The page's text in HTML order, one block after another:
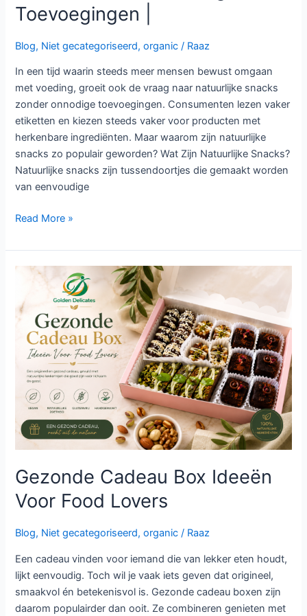
Toevoegingen |
Blog, Niet gecategoriseerd,organic / Raaz
In een tijd waarin steeds meer mensen bewust omgaan
met voeding, groeit ook de vraag naar natuurlijke snacks
zonder onnodige toevoegingen. Consumenten lezen vaker
etiketten en kiezen steeds vaker voor producten met
herkenbare ingrediënten. Maar waarom zijn natuurlijke
snacks zo populair geworden? Wat Zijn Natuurlijke Snacks?
Natuurlijke snacks zijn tussendoortjes die gemaakt worden
van eenvoudige
Read More »
Gezonde Cadeau Box Ideeën
Voor Food Lovers
Blog, Niet gecategoriseerd,organic / Raaz
Een cadeau vinden voor iemand die van lekker eten houdt,
lijkt eenvoudig. Toch wil je vaak iets geven dat origineel,
smaakvol én betekenisvol is. Gezonde cadeau boxen zijn
daarom populairder dan ooit. Ze combineren genieten met
Gezonde
Cadeau
Box
Ideeën
Voor
Food
Lovers